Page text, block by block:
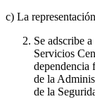
c) La
Se adscribe
Servicios
dependencia
de la
de la